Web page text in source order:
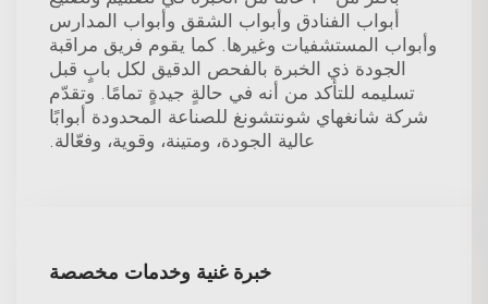
أبواب الفنادق وأبواب الشقق وأبواب المدارس
وأبواب المستشفيات وغيرها. كما يقوم فريق مراقبة
الجودة ذي الخبرة بالفحص الدقيق لكل بابٍ قبل
تسليمه للتأكد من أنه في حالةٍ جيدةٍ تمامًا. وتقدّم
شركة شانغهاي شونتشونغ للصناعة المحدودة أبوابًا
عالية الجودة، ومتينة، وقوية، وفعّالة.
خبرة غنية وخدمات مخصصة